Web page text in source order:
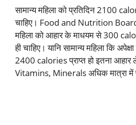
सामान्य महिला को प्रतिदिन 2100
चाहिए। Food and Nutrition
महिला को आहार के माधयम से 300
ही चाहिए। यानि सामान्य महिला कि
2400 calories प्राप्त हो इतना आहार
Vitamins, Minerals अधिक मात्रा में